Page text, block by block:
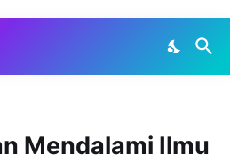
Mendalami Ilmu